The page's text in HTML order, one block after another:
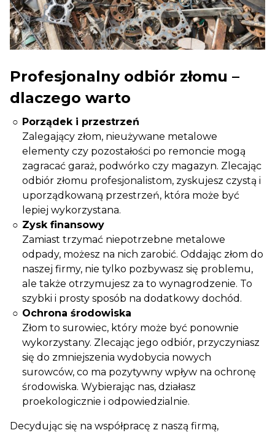
Profesjonalny odbiór złomu –
dlaczego warto
Porządek i przestrzeń
Zalegający złom, nieużywane metalowe
elementy czy pozostałości po remoncie mogą
zagracać garaż, podwórko czy magazyn. Zlecając
odbiór złomu profesjonalistom, zyskujesz czystą i
uporządkowaną przestrzeń, która może być
lepiej wykorzystana.
Zysk finansowy
Zamiast trzymać niepotrzebne metalowe
odpady, możesz na nich zarobić. Oddając złom do
naszej firmy, nie tylko pozbywasz się problemu,
ale także otrzymujesz za to wynagrodzenie. To
szybki i prosty sposób na dodatkowy dochód.
Ochrona środowiska
Złom to surowiec, który może być ponownie
wykorzystany. Zlecając jego odbiór, przyczyniasz
się do zmniejszenia wydobycia nowych
surowców, co ma pozytywny wpływ na ochronę
środowiska. Wybierając nas, działasz
proekologicznie i odpowiedzialnie.
Decydując się na współpracę z naszą firmą,